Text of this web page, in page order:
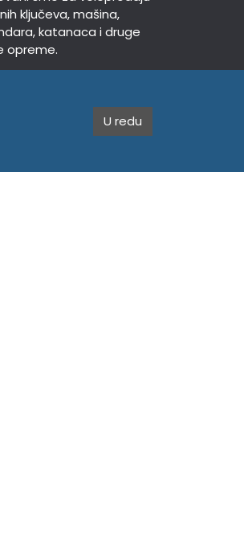
ključeva, mašina,
katanaca i druge
opreme.
U redu